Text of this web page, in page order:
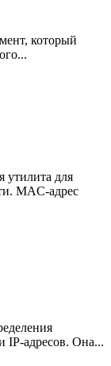
который
утилита для
MAC-адрес
IP-адресов. Она...